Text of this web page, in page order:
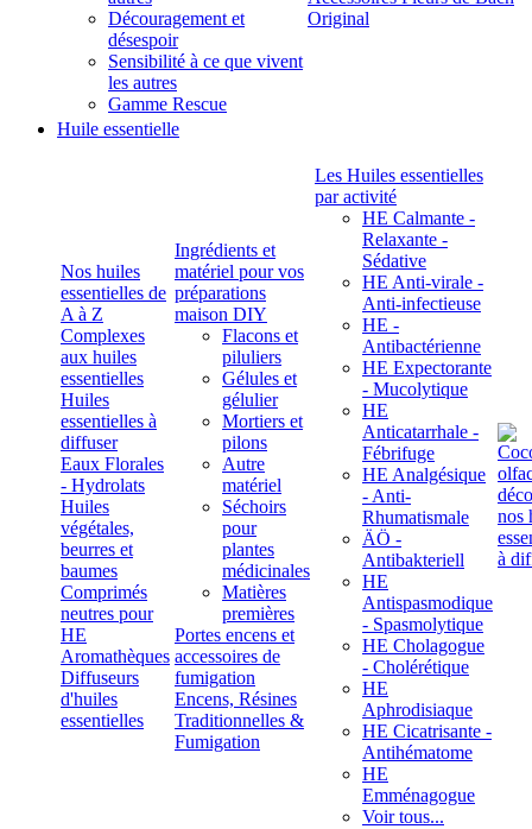
Découragement et
désespoir
Sensibilité à ce que vivent
les autres
Gamme Rescue
Original
Huile essentielle
Nos huiles
essentielles de
A à Z
Complexes
aux huiles
essentielles
Huiles
essentielles à
diffuser
Eaux Florales
- Hydrolats
Huiles
végétales,
beurres et
baumes
Comprimés
neutres pour
HE
Aromathèques
Diffuseurs
d'huiles
essentielles
Ingrédients et
matériel pour vos
préparations
maison DIY
Flacons et
piluliers
Gélules et
gélulier
Mortiers et
pilons
Autre
matériel
Séchoirs
pour
plantes
médicinales
Matières
premières
Portes encens et
accessoires de
fumigation
Encens, Résines
Traditionnelles &
Fumigation
Les Huiles essentielles
par activité
HE Calmante -
Relaxante -
Sédative
HE Anti-virale -
Anti-infectieuse
HE -
Antibactérienne
HE Expectorante
- Mucolytique
HE
Anticatarrhale -
Fébrifuge
HE Analgésique
- Anti-
Rhumatismale
ÄÖ -
Antibakteriell
HE
Antispasmodique
- Spasmolytique
HE Cholagogue
- Cholérétique
HE
Aphrodisiaque
HE Cicatrisante -
Antihématome
HE
Emménagogue
Voir tous...